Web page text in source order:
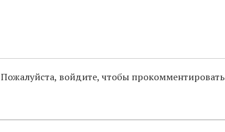
Пожалуйста, войдите, чтобы прокомментировать